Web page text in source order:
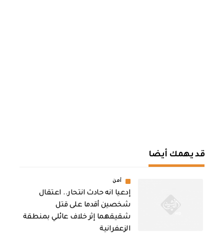
قد يهمك أيضا
أمن
إدعيا انه حادث انتحار.. اعتقال
شخصين أقدما على قتل
شقيقهما إثر خلاف عائلي بمنطقة
الزعفرانية